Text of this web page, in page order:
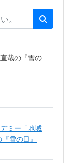
哉の『雪の
ミー「地域
雪の日』